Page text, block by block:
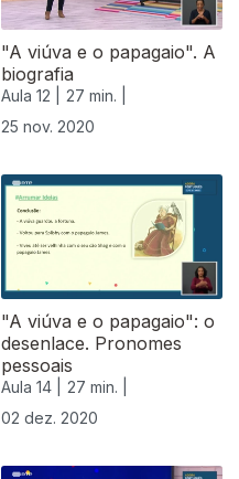
"A viúva e o papagaio". A
biografia
Aula 12 |
27 min. |
25 nov. 2020
"A viúva e o papagaio": o
desenlace. Pronomes
pessoais
Aula 14 |
27 min. |
02 dez. 2020